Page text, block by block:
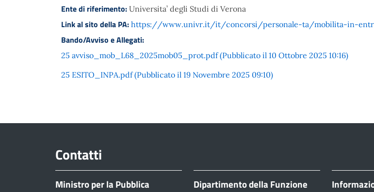
Ente di riferimento: Universita’ degli Studi di Verona
Link al sito della PA: https://www.univr.it/it/concorsi/personale-ta/mobilita-in-
Bando/Avviso e Allegati:
25 avviso_mob_L68_2025mob05_prot.pdf (Pubblicato il 10 Ottobre 2025 10:16)
25 ESITO_INPA.pdf (Pubblicato il 19 Novembre 2025 09:10)
Contatti
Ministro per la Pubblica Dipartimento della Funzione